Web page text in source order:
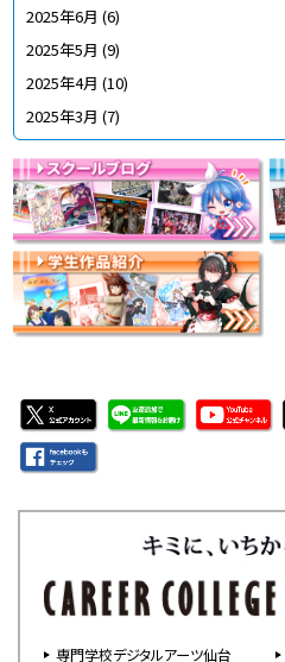
2025年6月 (6)
2025年5月 (9)
2025年4月 (10)
2025年3月 (7)
専門学校デジタルアーツ仙台